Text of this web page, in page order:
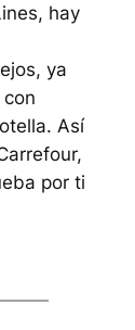
hay
ya
Así
por ti